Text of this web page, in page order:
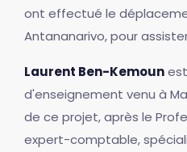
ont effectué le
Antananarivo, pour
Laurent Ben-Kemoun
d'enseignement venu à
de ce projet, après le
expert-comptable,